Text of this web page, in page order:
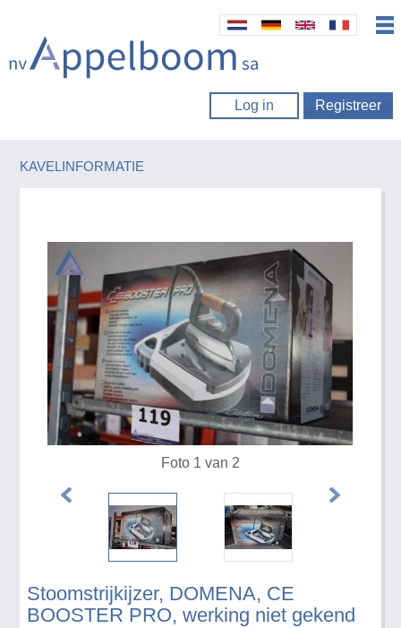
Log in Registreer
KAVELINFORMATIE
Stoomstrijkijzer, DOMENA, CE
BOOSTER PRO, werking niet gekend
Foto 1 van 2